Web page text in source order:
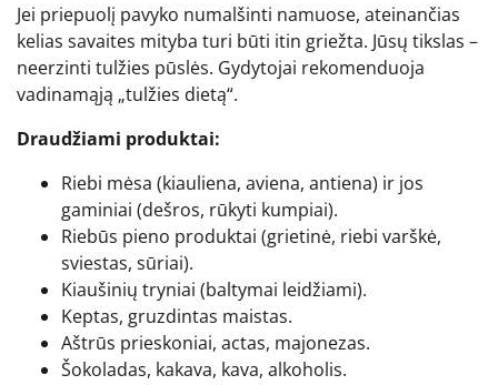
Jei priepuolį pavyko numalšinti namuose, ateinančias
kelias savaites mityba turi būti itin griežta. Jūsų tikslas –
neerzinti tulžies pūslės. Gydytojai rekomenduoja
vadinamąją „tulžies dietą“.
Draudžiami produktai:
Riebi mėsa (kiauliena, aviena, antiena) ir jos
gaminiai (dešros, rūkyti kumpiai).
Riebūs pieno produktai (grietinė, riebi varškė,
sviestas, sūriai).
Kiaušinių tryniai (baltymai leidžiami).
Keptas, gruzdintas maistas.
Aštrūs prieskoniai, actas, majonezas.
Šokoladas, kakava, kava, alkoholis.